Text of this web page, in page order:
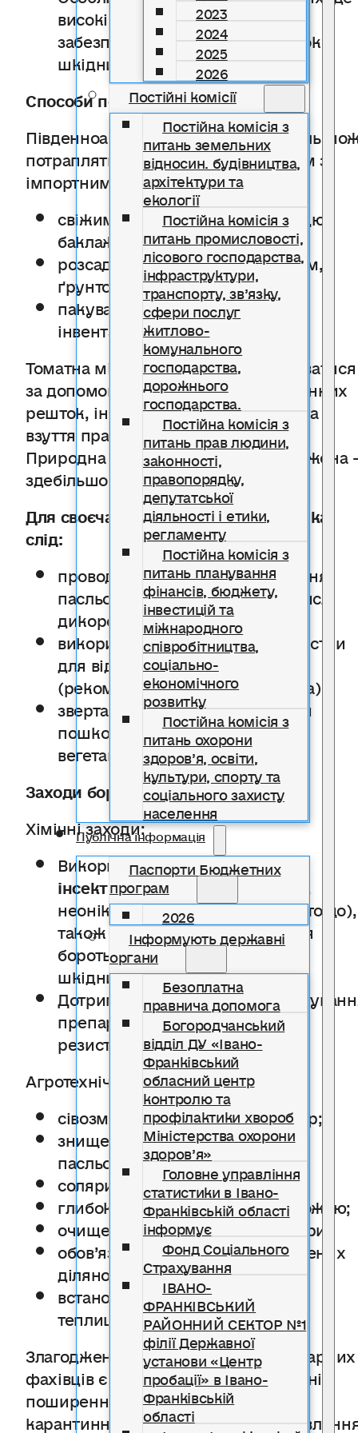
2023
2024
2025
2026
Постійні комісії
Постійна комісія з
питань земельних
відносин. будівництва,
архітектури та
екології
Постійна комісія з
питань промисловості,
лісового господарства,
інфраструктури,
транспорту, зв’язку,
сфери послуг
житлово-
комунального
господарства,
дорожнього
господарства.
Постійна комісія з
питань прав людини,
законності,
правопорядку,
депутатської
діяльності і етики,
регламенту
Постійна комісія з
питань планування
фінансів, бюджету,
інвестицій та
міжнародного
співробітництва,
соціально-
економічного
розвитку
Постійна комісія з
питань охорони
здоров’я, освіти,
культури, спорту та
соціального захисту
населення
Публічна інформація
Паспорти Бюджетних
програм
2026
Інформують державні
органи
Безоплатна
правнича допомога
Богородчанський
відділ ДУ «Івано-
Франківський
обласний центр
контролю та
профілактики хвороб
Міністерства охорони
здоров’я»
Головне управління
статистики в Івано-
Франківській області
інформує
Фонд Соціального
Страхування
ІВАНО-
ФРАНКІВСЬКИЙ
РАЙОННИЙ СЕКТОР №1
філії Державної
установи «Центр
пробації» в Івано-
Франківській
області
високі температура й вологість
забезпечують стрімкий розвиток
шкідника.
Способи поширення
Південноамериканська томатна міль
потрапляти та поширюватися разом з
імпортними:
свіжими плодами томатів, перцю,
баклажанів;
розсадою, садивним матеріалом,
ґрунтом;
пакувальними матеріалами,
інвентарем.
Томатна міль також може поширюватися
за допомогою пошкоджених рослинних
решток, інструментів, тари, одягу та
взуття працівників.
Природна міграція метеликів обмежена
здебільшого на короткі відстані.
Для своєчасного виявлення шкідника
слід:
проводити регулярні обстеження
пасльонових культур, у тому числі
дикорослих;
використовувати феромонні пастки
для відлову метеликів
(рекомендовано 1 пастка на 5 га);
звертати увагу на типові ознаки
пошкодження рослин у період
вегетації.
Заходи боротьби
Хімічні заходи:
Використовуйтедозволені
інсектициди(з груп піретроїдів,
неонікотиноїдів, авермектинів
також ті, які рекомендовані для
боротьби з лускокрилими
шкідниками.
Дотримуйтесь інструкцій і
препаратів, щоб уникнути
резистентності.
Агротехнічні заходи:
сівозміна та чергування культур;
знищення бур’янів родини
пасльонових;
соляризація ґрунту в теплицях;
глибока оранка після збору врожаю;
очищення інвентарю, одягу, тари;
обов’язкова дезінфекція заражених
ділянок;
встановлення захисних сіток у
теплицях.
Злагоджені дії аграріїв та фітосанітарних
фахівців є ключовими у стримуванні
поширення цього небезпечного
карантинного шкідника. У разі